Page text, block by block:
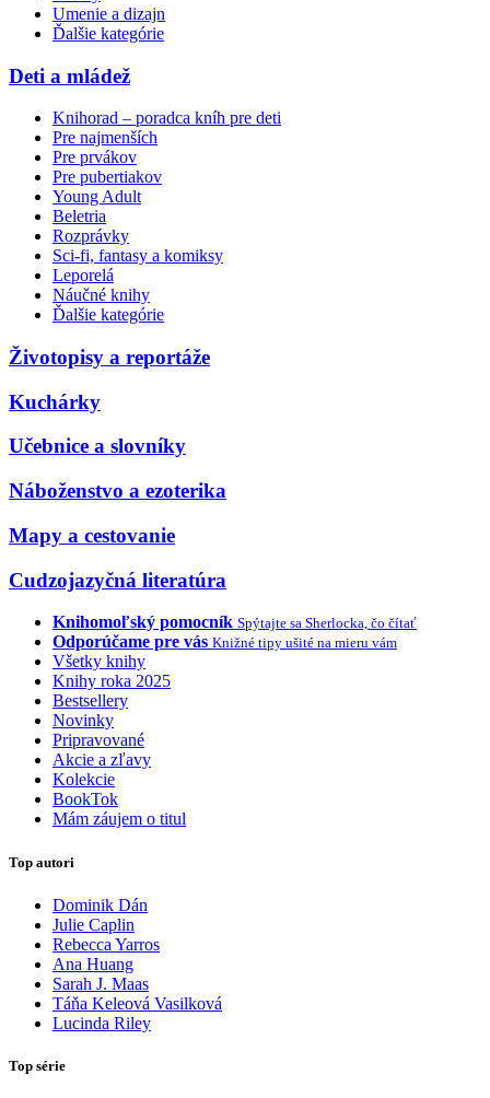
Umenie a dizajn
Ďalšie kategórie
Deti a mládež
Knihorad – poradca kníh pre deti
Pre najmenších
Pre prvákov
Pre pubertiakov
Young Adult
Beletria
Rozprávky
Sci-fi, fantasy a komiksy
Leporelá
Náučné knihy
Ďalšie kategórie
Životopisy a reportáže
Kuchárky
Učebnice a slovníky
Náboženstvo a ezoterika
Mapy a cestovanie
Cudzojazyčná literatúra
Knihomoľský pomocník Spýtajte sa Sherlocka, čo čítať
Odporúčame pre vás Knižné tipy ušité na mieru vám
Všetky knihy
Knihy roka 2025
Bestsellery
Novinky
Pripravované
Akcie a zľavy
Kolekcie
BookTok
Mám záujem o titul
Top autori
Dominik Dán
Julie Caplin
Rebecca Yarros
Ana Huang
Sarah J. Maas
Táňa Keleová Vasilková
Lucinda Riley
Top série